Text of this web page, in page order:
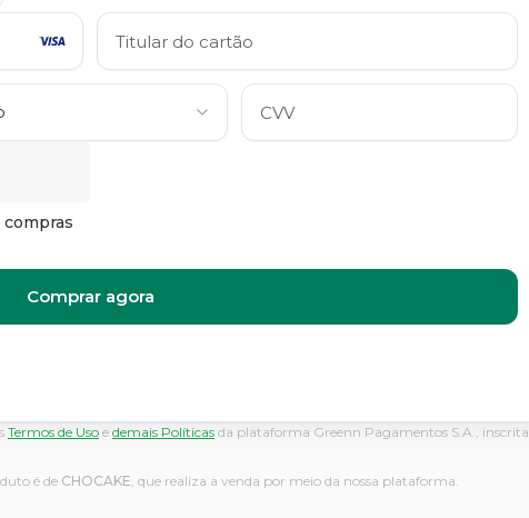
compras
Comprar agora
Termos de Uso e demais Políticas da plataforma Greenn Pagamentos S.A., inscrita
é de CHOCAKE, que realiza a venda por meio da nossa plataforma.